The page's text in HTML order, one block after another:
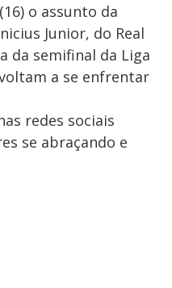
o assunto da
Junior, do Real
da semifinal da Liga
a se enfrentar
redes sociais
se abraçando e